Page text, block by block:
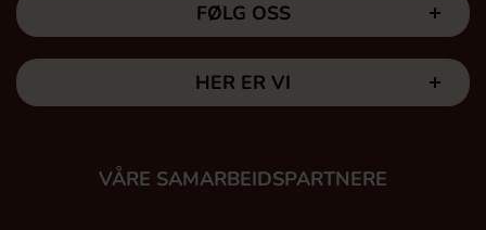
FØLG OSS
HER ER VI
VÅRE SAMARBEIDSPARTNERE